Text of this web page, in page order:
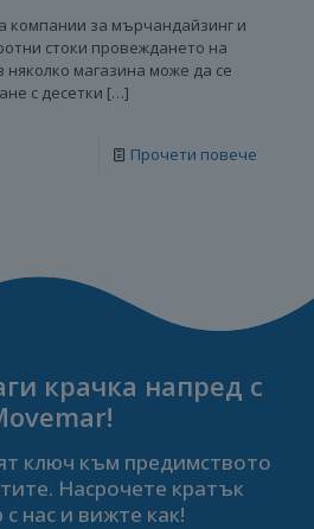
компании за мърчандайзинг и
стоки провеждането на
магазина може да се
с десетки […]
Прочети повече
крачка напред с
ключ към предимството
Насрочете кратък
с нас и вижте как!